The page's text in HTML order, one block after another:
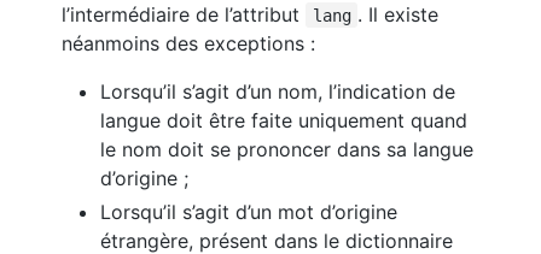
l’intermédiaire de l’attribut
lang . Il existe
néanmoins des exceptions :
Lorsqu’il s’agit d’un nom, l’indication de
langue doit être faite uniquement quand
le nom doit se prononcer dans sa langue
d’origine ;
Lorsqu’il s’agit d’un mot d’origine
étrangère, présent dans le dictionnaire